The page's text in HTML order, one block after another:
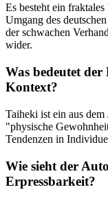
Es besteht ein
Umgang des
der schwachen
wider.
Was bedeutet
Kontext?
Taiheki ist ein aus
"physische
Tendenzen in
Wie sieht der
Erpressbarkeit?